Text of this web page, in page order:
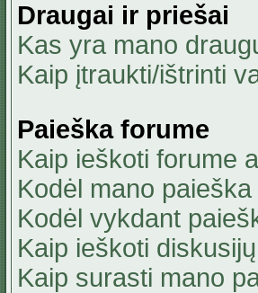
Draugai ir priešai
Kas yra mano
Kaip įtraukti/ištrinti
Paieška forume
Kaip ieškoti forume
Kodėl mano
Kodėl vykdant
Kaip ieškoti
Kaip surasti mano